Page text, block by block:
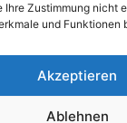
Ihre Zustimmung nicht
und Funktionen
Akzeptieren
Ablehnen
owners.